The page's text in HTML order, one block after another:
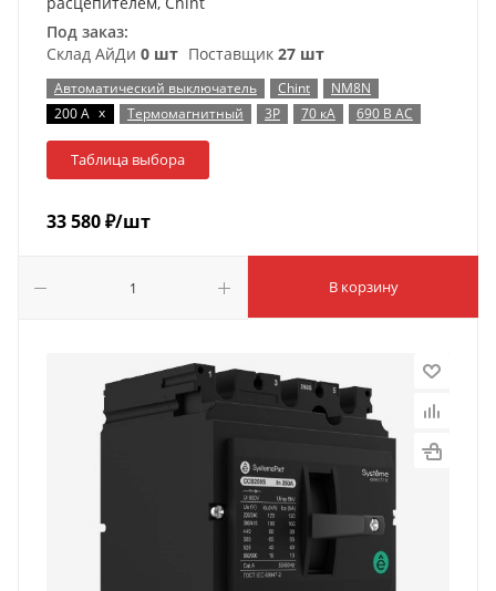
Под заказ:
Склад АйДи 0 шт Поставщик 27 шт
Автоматический выключатель Chint
NM8N
200 А x Термомагнитный 3P 70 кА 690 В AC
Таблица выбора
33 580₽/шт
В корзину